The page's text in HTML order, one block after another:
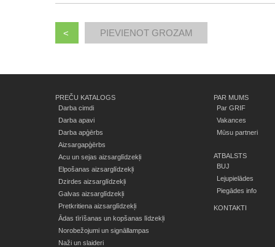
<
PREČU KATALOGS
Darba cimdi
Darba apavi
Darba apģērbs
Aizsargapģērbs
Acu un sejas aizsarglīdzekļi
Elpošanas aizsarglīdzekļi
Dzirdes aizsarglīdzekļi
Galvas aizsarglīdzekļi
Pretkritiena aizsarglīdzekļi
Ādas tīrīšanas un kopšanas līdzekļi
Norobežojumi un signāllampas
Naži un slaideri
PAR MUMS
Par GRIF
Vakances
Mūsu partneri
ATBALSTS
BUJ
Lejupielādes
Piegādes info
KONTAKTI